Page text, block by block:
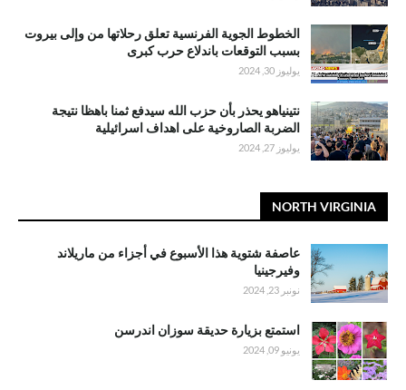
الخطوط الجوية الفرنسية تعلق رحلاتها من وإلى بيروت
بسبب التوقعات باندلاع حرب كبرى
يوليوز 30, 2024
نتينياهو يحذر بأن حزب الله سيدفع ثمنا باهظا نتيجة
الضربة الصاروخية على اهداف اسرائيلية
يوليوز 27, 2024
NORTH VIRGINIA
عاصفة شتوية هذا الأسبوع في أجزاء من ماريلاند
وفيرجينيا
نونبر 23, 2024
استمتع بزيارة حديقة سوزان اندرسن
يونيو 09, 2024